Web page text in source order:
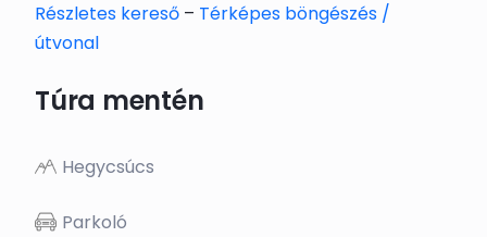
Részletes kereső – Térképes böngészés /
útvonal
Túra mentén
Hegycsúcs
Parkoló